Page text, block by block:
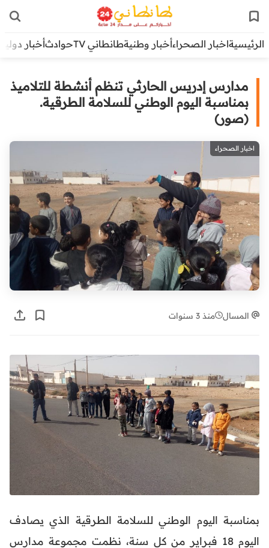
الرئيسيةاخبار الصحراءأخبار وطنيةطانطاني TV حوادثأخبار دولية
مدارس إدريس الحارثي تنظم أنشطة للتلاميذ
بمناسبة اليوم الوطني للسلامة الطرقية.
(صور)
اخبار الصحراء
المسال منذ 3 سنوات
بمناسبة اليوم الوطني للسلامة الطرقية الذي يصادف
اليوم 18 فبراير من كل سنة، نظمت مجموعة مدارس